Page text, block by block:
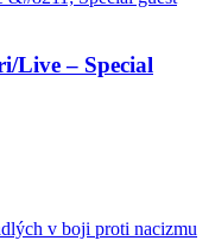
Live – Special